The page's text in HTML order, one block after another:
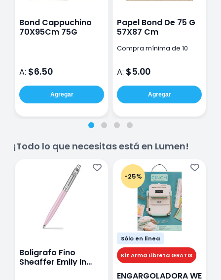
Bond Cappuchino
70X95Cm 75G
A: $6.50
Agregar
Papel Bond De 75 G
57X87 Cm
Compra mínima de 10
A: $5.00
Agregar
¡Todo lo que necesitas está en Lumen!
Boligrafo Fino
Sheaffer Emily In
-25%
Sólo en línea
Kit Arma Libreta GRATIS
ENGARGOLADORA WE